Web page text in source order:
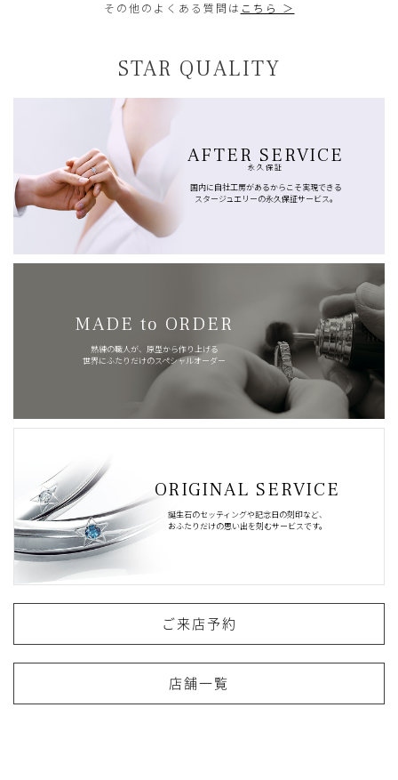
その他のよくある質問は こちら ＞
STAR QUALITY
AFTER SERVICE
永久保証
国内に自社工房があるからこそ実現できる
スタージュエリーの永久保証サービス。
MADE to ORDER
熟練の職人が、原型から作り上げる
世界にふたりだけのスペシャルオーダー
ORIGINAL SERVICE
誕生石のセッティングや記念日の刻印など、
おふたりだけの思い出を刻むサービスです。
ご来店予約
店舗一覧